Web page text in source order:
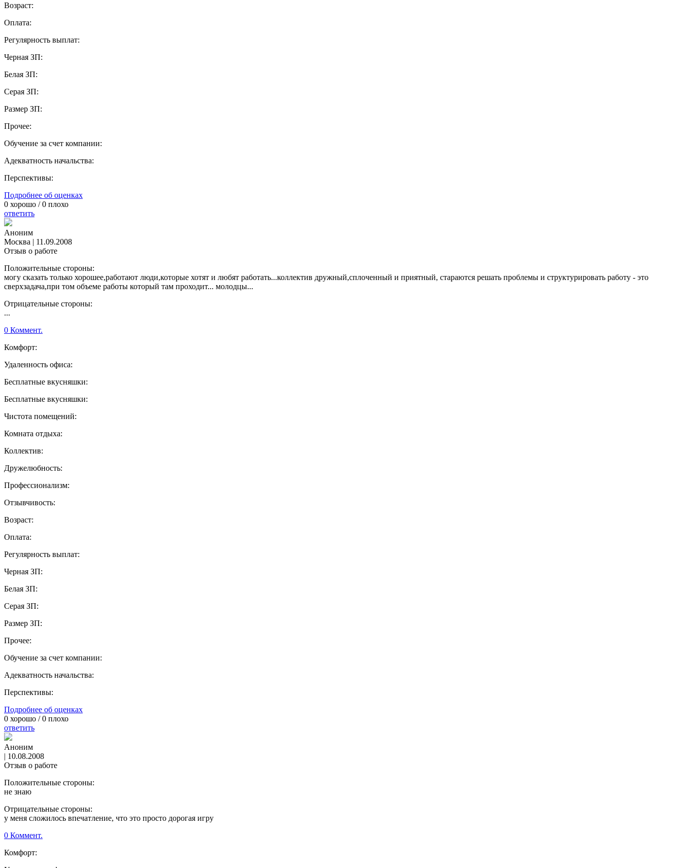
Возраст:
Оплата:
Регулярность выплат:
Черная ЗП:
Белая ЗП:
Серая ЗП:
Размер ЗП:
Прочее:
Обучение за счет компании:
Адекватность начальства:
Перспективы:
Подробнее об оценках
0 хорошо /0 плохо
ответить
Аноним
Москва | 11.09.2008
Отзыв о работе
Положительные стороны:
могу сказать только хорошее,работают люди,которые хотят и любят работать...коллектив дружный,сплоченный и приятный, стараются решать проблемы и структурировать работу - это
сверхзадача,при том объеме работы который там проходит... молодцы...
Отрицательные стороны:
...
0 Коммент.
Комфорт:
Удаленность офиса:
Бесплатные вкусняшки:
Бесплатные вкусняшки:
Чистота помещений:
Комната отдыха:
Коллектив:
Дружелюбность:
Профессионализм:
Отзывчивость:
Возраст:
Оплата:
Регулярность выплат:
Черная ЗП:
Белая ЗП:
Серая ЗП:
Размер ЗП:
Прочее:
Обучение за счет компании:
Адекватность начальства:
Перспективы:
Подробнее об оценках
0 хорошо /0 плохо
ответить
Аноним
| 10.08.2008
Отзыв о работе
Положительные стороны:
не знаю
Отрицательные стороны:
у меня сложилось впечатление, что это просто дорогая игру
0 Коммент.
Комфорт: